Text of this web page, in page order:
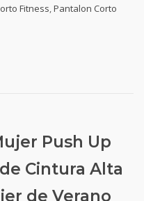
Fitness,Pantalon Corto
Push Up
Cintura Alta
de Verano